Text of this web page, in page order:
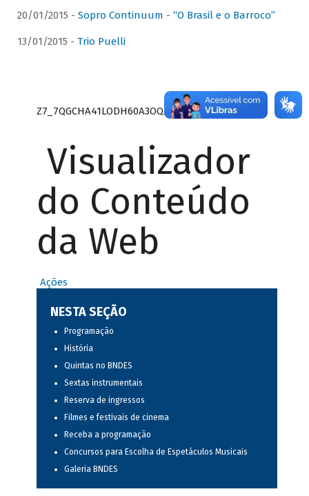
20/01/2015 - Sopro Continuum - “O Brasil e o Barroco”
13/01/2015 - Trio Puelli
Z7_7QGCHA41LODH60A3OQA8RN1415
Visualizador
do Conteúdo
da Web
Ações
NESTA SEÇÃO
Programação
História
Quintas no BNDES
Sextas instrumentais
Reserva de ingressos
Filmes e festivais de cinema
Receba a programação
Concursos para Escolha de Espetáculos Musicais
Galeria BNDES